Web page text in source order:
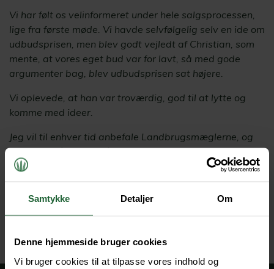
Samtykke Detaljer Om
Denne hjemmeside bruger cookies
Vi bruger cookies til at tilpasse vores indhold og
Vi har følt os velinformeret under hele salgsprocessen,
lige fra første møde. Vi havde selvfølgelig selv en ide om
udbudsprisen, men blev godt vejledt af Christian, som
mente, at vores eget bud var for lavt, så med gode
argumenter bag, blev udbudsprisen sat højere.
Vi oplevede, at han var troværdig, god til at lytte og
komme med ideer.
Jeg vil til enhver tid anbefale Landbrugsmæglerne, og
jeg stoler så meget på dem, at jeg ikke en gang spurgte
en anden mægler ved dette salg. Vi opnåede en handel,
meget godt den samlede forventning, så vi i familien fik